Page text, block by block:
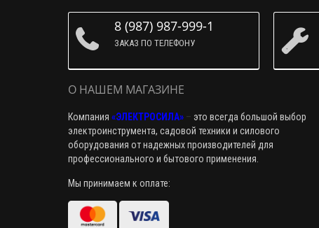
8 (987) 987-999-1
ЗАКАЗ ПО ТЕЛЕФОНУ
О НАШЕМ МАГАЗИНЕ
Компания «ЭЛЕКТРОСИЛА» – это всегда большой выбор
электроинструмента, садовой техники и силового
оборудования от надежных производителей для
профессионального и бытового применения.
Мы принимаем к оплате: